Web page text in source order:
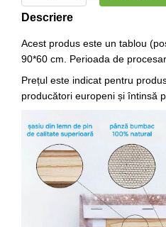
Descriere
Acest produs este un tablou
90*60 cm. Perioada de
Prețul este indicat pentru
producători europeni și întinsă